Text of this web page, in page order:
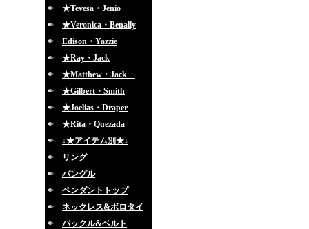
★Tevesa・Jenio
★Veronica・Benally
Edison・Yazzie
★Ray・Jack
★Matthew・Jack
★Gilbert・Smith
★Joelias・Draper
★Rita・Quezada
↓★アイテム別★↓
リング
バングル
ペンダントトップ
ネックレス&ボロタイ
バックル&ベルト